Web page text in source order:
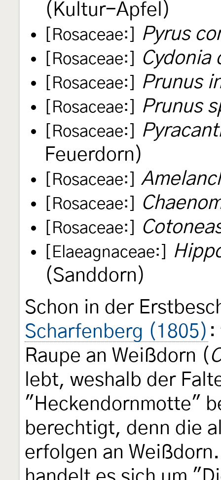
(Kultur-Apfel)
[Rosaceae:] Pyrus
[Rosaceae:] Cydonia
[Rosaceae:] Prunus
[Rosaceae:] Prunus
[Rosaceae:]
Feuerdorn)
[Rosaceae:]
[Rosaceae:]
[Rosaceae:]
[Elaeagnaceae:]
(Sanddorn)
Schon in der
Scharfenberg (1805) :
Raupe an Weißdorn (
lebt, weshalb der
"Heckendornmotte"
berechtigt, denn die
erfolgen an